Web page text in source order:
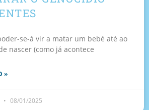
se-á vir a matar um bebé até ao
nascer (como já acontece
»
08/01/2025